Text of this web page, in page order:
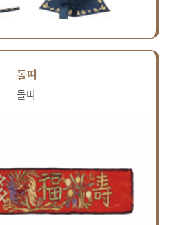
돌띠
돌띠